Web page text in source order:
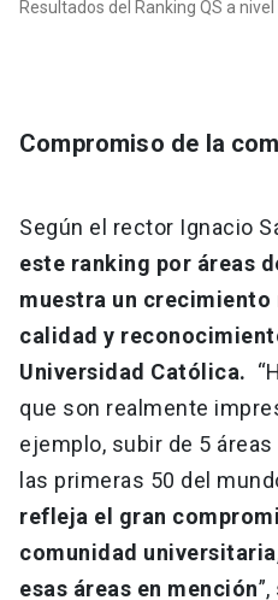
Resultados del Ranking QS a
Compromiso de la
Según el rector Ignacio
este ranking por áreas
muestra un
calidad y
Universidad Católica.
que son realmente
ejemplo, subir de 5
las primeras 50 del
refleja el gran
comunidad
esas áreas en mención